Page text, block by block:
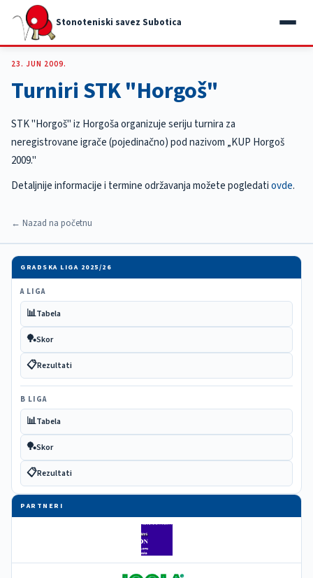
Stonoteniski savez Subotica
23. JUN 2009.
Turniri STK "Horgoš"
STK "Horgoš" iz Horgoša organizuje seriju turnira za
neregistrovane igrače (pojedinačno) pod nazivom „KUP Horgoš
2009."
Detaljnije informacije i termine održavanja možete pogledatiovde.
← Nazad na početnu
GRADSKA LIGA 2025/26
A LIGA
📊Tabela
🏓Skor
📋Rezultati
B LIGA
📊Tabela
🏓Skor
📋Rezultati
PARTNERI